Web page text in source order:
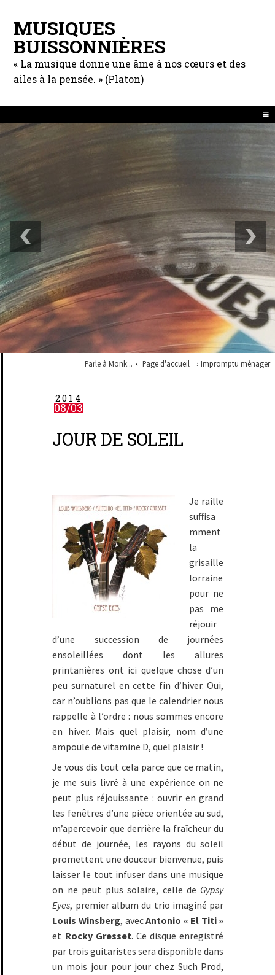
MUSIQUES
BUISSONNIÈRES
« La musique donne une âme à nos cœurs et des
ailes à la pensée. » (Platon)
Parle à Monk... Page d'accueil Impromptu ménager
2014
08/03
JOUR DE SOLEIL
Je raille
suffisa
mment
la
grisaille
lorraine
pour ne
pas me
réjouir
d’une succession de journées
ensoleillées dont les allures
printanières ont ici quelque chose d’un
peu surnaturel en cette fin d’hiver. Oui,
car n’oublions pas que le calendrier nous
rappelle à l’ordre : nous sommes encore
en hiver. Mais quel plaisir, nom d’une
ampoule de vitamine D, quel plaisir !
Je vous dis tout cela parce que ce matin,
je me suis livré à une expérience on ne
peut plus réjouissante : ouvrir en grand
les fenêtres d’une pièce orientée au sud,
m’apercevoir que derrière la fraîcheur du
début de journée, les rayons du soleil
promettent une douceur bienvenue, puis
laisser le tout infuser dans une musique
on ne peut plus solaire, celle de Gypsy
Eyes, premier album du trio imaginé par
Louis Winsberg, avecAntonio « El Titi »
et Rocky Gresset. Ce disque enregistré
par trois guitaristes sera disponible dans
un mois jour pour jour chez Such Prod,